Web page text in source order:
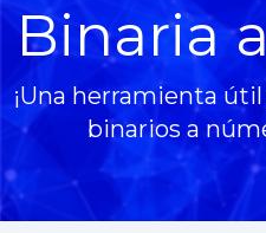
Binaria
¡Una herramienta
binarios a